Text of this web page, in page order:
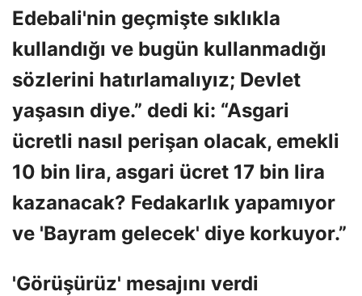
Edebali'nin geçmişte sıklıkla
kullandığı ve bugün kullanmadığı
sözlerini hatırlamalıyız; Devlet
yaşasın diye.” dedi ki: “Asgari
ücretli nasıl perişan olacak, emekli
10 bin lira, asgari ücret 17 bin lira
kazanacak? Fedakarlık yapamıyor
ve 'Bayram gelecek' diye korkuyor.”
'Görüşürüz' mesajını verdi